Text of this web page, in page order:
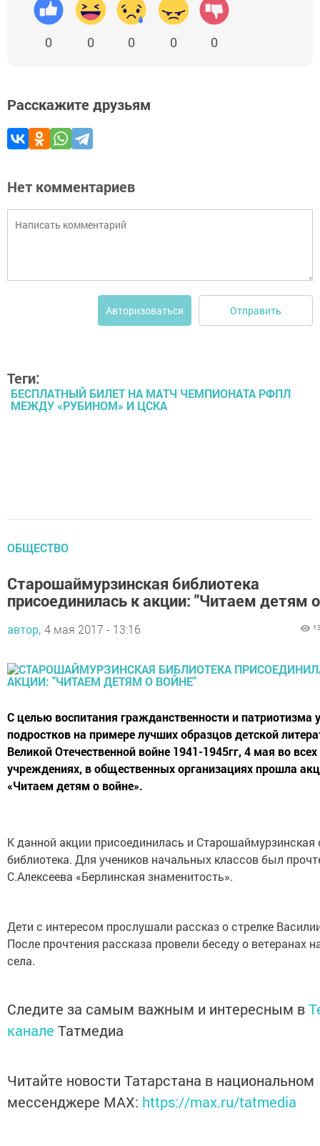
0 0 0 0 0
Расскажите друзьям
Нет комментариев
Авторизоваться Отправить
Теги:
БЕСПЛАТНЫЙ БИЛЕТ НА МАТЧ ЧЕМПИОНАТА РФПЛ
МЕЖДУ «РУБИНОМ» И ЦСКА
ОБЩЕСТВО
Старошаймурзинская библиотека
присоединилась к акции: "Читаем детям
автор, 4 мая 2017 - 13:16
С целью воспитания гражданственности и патриотизма
подростков на примере лучших образцов детской
Великой Отечественной войне 1941-1945гг, 4 мая во всех
учреждениях, в общественных организациях прошла
«Читаем детям о войне».
К данной акции присоединилась и Старошаймурзинская
библиотека. Для учеников начальных классов был
С.Алексеева «Берлинская знаменитость».
Дети с интересом прослушали рассказ о стрелке
После прочтения рассказа провели беседу о ветеранах
села.
Следите за самым важным и интересным в
канале Татмедиа
Читайте новости Татарстана в национальном
мессенджере MАХ: https://max.ru/tatmedia